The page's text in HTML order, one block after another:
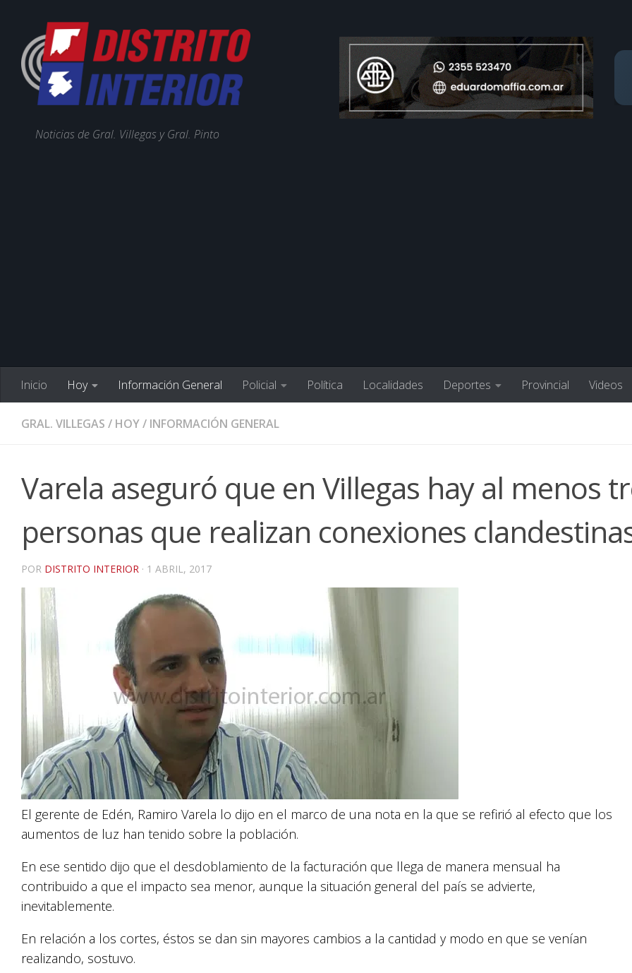
Noticias de Gral. Villegas y Gral. Pinto
Inicio Hoy Información General Policial Política Localidades Deportes Provincial Videos
GRAL. VILLEGAS / HOY/ INFORMACIÓN GENERAL
Varela aseguró que en Villegas hay al menos
personas que realizan conexiones
POR DISTRITO INTERIOR · 1 ABRIL, 2017
El gerente de Edén, Ramiro Varela lo dijo en el marco de una nota en la que se refirió al efecto que los
aumentos de luz han tenido sobre la población.
En ese sentido dijo que el desdoblamiento de la facturación que llega de manera mensual ha
contribuido a que el impacto sea menor, aunque la situación general del país se advierte,
inevitablemente.
En relación a los cortes, éstos se dan sin mayores cambios a la cantidad y modo en que se venían
realizando, sostuvo.